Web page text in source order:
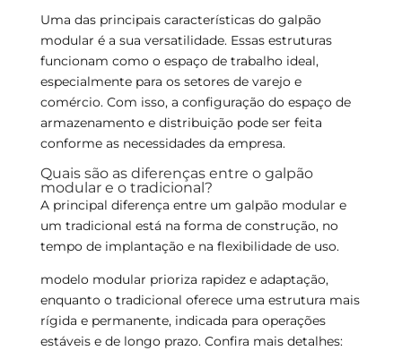
Uma das principais características do galpão
modular é a sua versatilidade. Essas estruturas
funcionam como o espaço de trabalho ideal,
especialmente para os setores de varejo e
comércio. Com isso, a configuração do espaço de
armazenamento e distribuição pode ser feita
conforme as necessidades da empresa.
Quais são as diferenças entre o galpão
modular e o tradicional?
A principal diferença entre um galpão modular e
um tradicional está na forma de construção, no
tempo de implantação e na flexibilidade de uso.
modelo modular prioriza rapidez e adaptação,
enquanto o tradicional oferece uma estrutura mais
rígida e permanente, indicada para operações
estáveis e de longo prazo. Confira mais detalhes: